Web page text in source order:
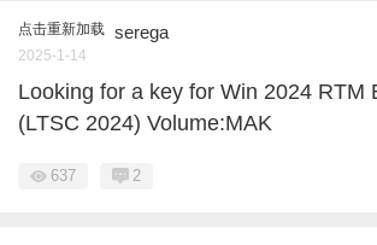
点击重新加载 serega
2025-1-14
Looking for a key for Win 2024 RTM
(LTSC 2024) Volume:MAK
637 2